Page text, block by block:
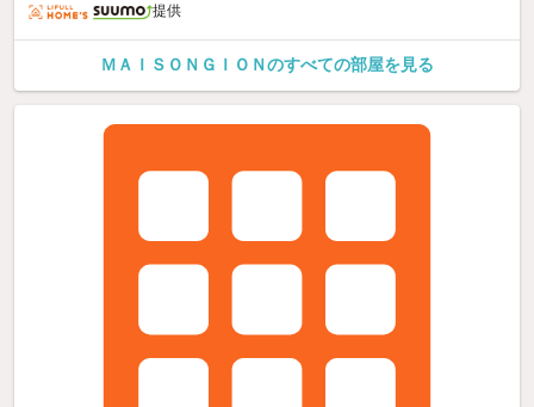
提供
ＭＡＩＳＯＮＧＩＯＮのすべての部屋を見る